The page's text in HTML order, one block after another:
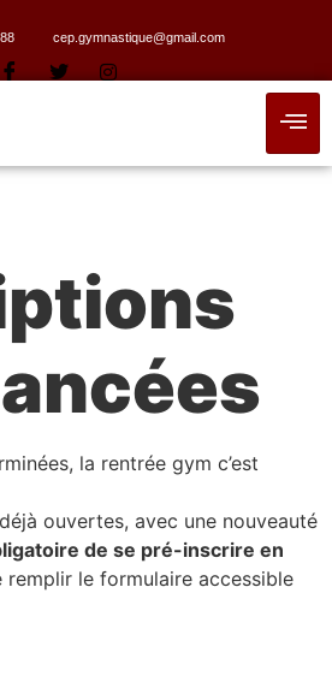
cep.gymnastique@gmail.com
la rentrée gym c’est
ouvertes, avec une nouveauté
de se pré-inscrire en
remplir le formulaire accessible